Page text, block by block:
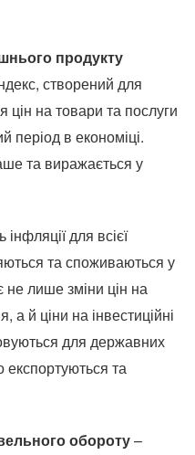
продукту
створений для
цін на товари та послуги
період в економіці.
та виражається у
для всієї
та споживаються у
не лише зміни цін на
й ціни на інвестиційні
для державних
експортуються та
обороту–